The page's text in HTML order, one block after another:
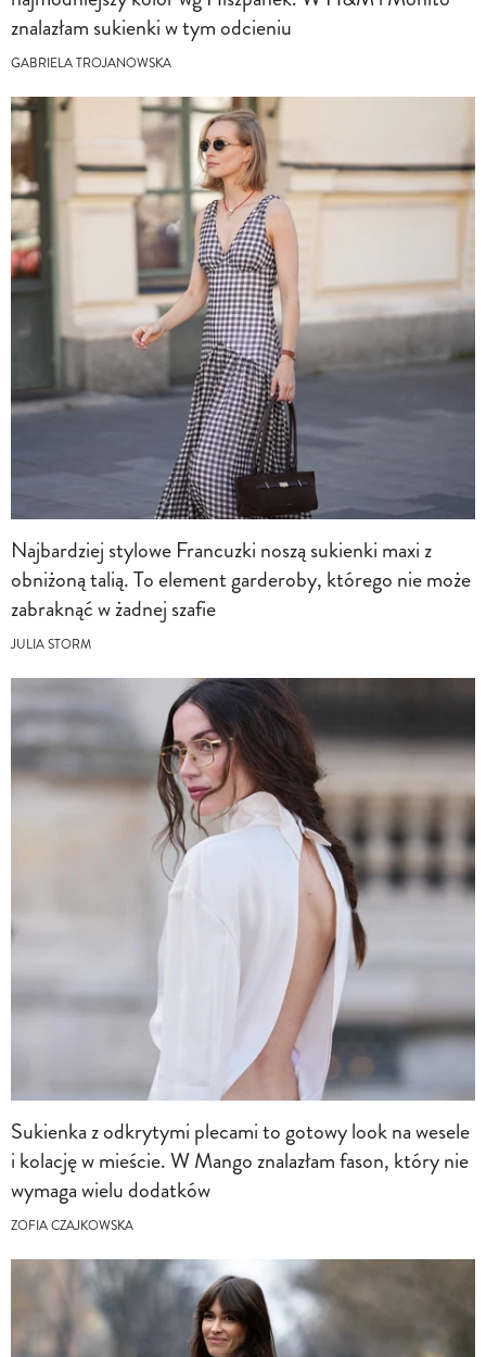
znalazłam sukienki w tym odcieniu
GABRIELA TROJANOWSKA
Najbardziej stylowe Francuzki noszą sukienki maxi z
obniżoną talią. To element garderoby, którego nie może
zabraknąć w żadnej szafie
JULIA STORM
Sukienka z odkrytymi plecami to gotowy look na wesele
i kolację w mieście. W Mango znalazłam fason, który nie
wymaga wielu dodatków
ZOFIA CZAJKOWSKA